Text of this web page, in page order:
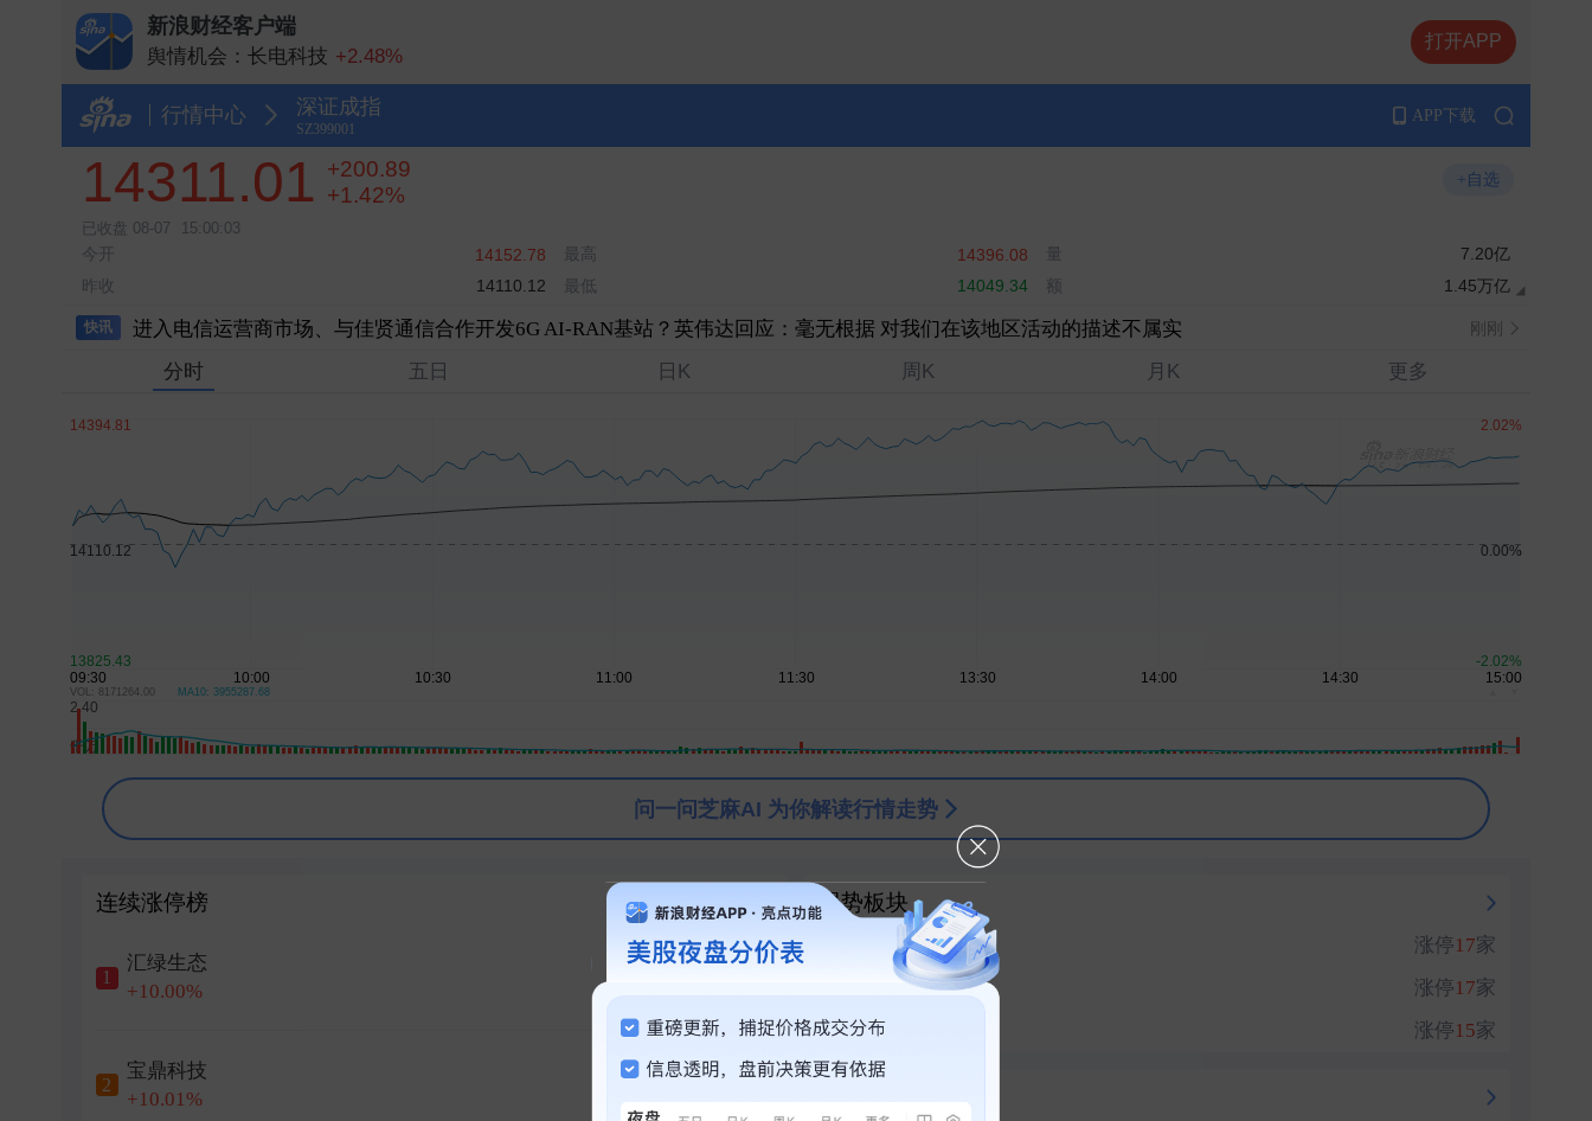
新浪财经客户端
舆情机会：长电科技 +2.48%
舆情机会：长鑫科技 +1.00%
舆情机会：中际旭创 -3.68%
舆情机会：兆易创新 +8.32%
舆情机会：云南锗业
+10.00%
打开APP
行情中心 深证成指
SZ399001
APP下载
14311.01
+200.89
+1.42%
已收盘 08-07 15:00:03
今开 14152.78 最高 14396.08
7.20亿
昨收
14110.12 最低 14049.34 额 1.45万亿
+自选
快讯 进入电信运营商市场、与佳贤通信合作开发6G AI-RAN基站？英伟达回应：毫无根据 对我们在该地区活动的描述不属实 刚刚
港股收盘：恒生指数涨0.540％，恒生科技指数涨0.778％
刚刚
中汽协：2026年6月，汽车整车进口3.8万辆 刚刚
中际旭创成交额达500亿元
日韩股市集体收跌 刚刚
高盛对中际旭创的多头持仓比例降至11.6％
或受AAOI扩产冲击中际旭创尾盘跳水，公司回应：公司7月订单指引至今有效 刚刚
分时 五日 日K 周K 月K 更多
VOL: 8171264.00 MA10: 3955287.68
问一问芝麻AI 为你解读行情走势
连续涨停榜
1
汇绿生态
+10.00%
2
宝鼎科技
+10.01%
六天五板
强势板块
PCB概念 涨停17家
生物医药 涨停17家
3 创新药 涨停15家
冲刺涨停